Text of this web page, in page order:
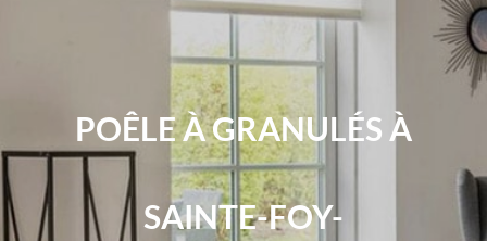
POÊLE À GRANULÉS À
SAINTE-FOY-